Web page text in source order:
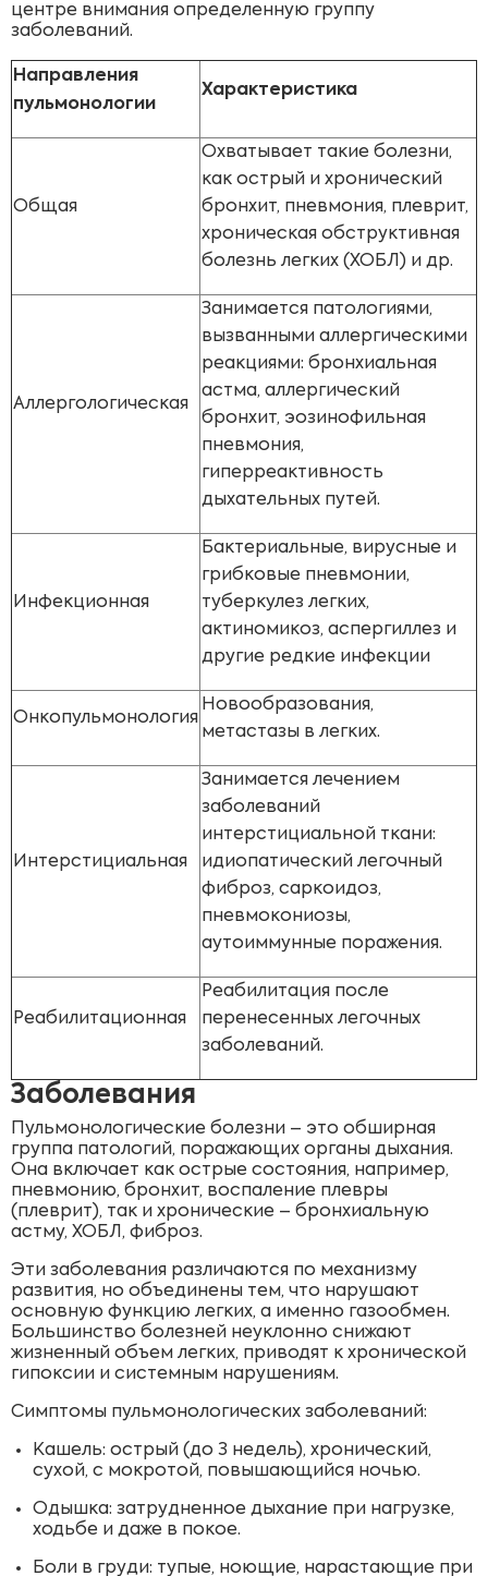
центре внимания определенную группу
заболеваний.
Направления
пульмонологии
Характеристика
Общая
Охватывает такие болезни,
как острый и хронический
бронхит, пневмония, плеврит,
хроническая обструктивная
болезнь легких (ХОБЛ) и др.
Аллергологическая
Занимается патологиями,
вызванными аллергическими
реакциями: бронхиальная
астма, аллергический
бронхит, эозинофильная
пневмония,
гиперреактивность
дыхательных путей.
Инфекционная
Бактериальные, вирусные и
грибковые пневмонии,
туберкулез легких,
актиномикоз, аспергиллез и
другие редкие инфекции
Онкопульмонология
Новообразования,
метастазы в легких.
Интерстициальная
Занимается лечением
заболеваний
интерстициальной ткани:
идиопатический легочный
фиброз, саркоидоз,
пневмокониозы,
аутоиммунные поражения.
Реабилитационная
Реабилитация после
перенесенных легочных
заболеваний.
Заболевания
Пульмонологические болезни – это обширная
группа патологий, поражающих органы дыхания.
Она включает как острые состояния, например,
пневмонию, бронхит, воспаление плевры
(плеврит), так и хронические – бронхиальную
астму, ХОБЛ, фиброз.
Эти заболевания различаются по механизму
развития, но объединены тем, что нарушают
основную функцию легких, а именно газообмен.
Большинство болезней неуклонно снижают
жизненный объем легких, приводят к хронической
гипоксии и системным нарушениям.
Симптомы пульмонологических заболеваний:
Кашель: острый (до 3 недель), хронический,
сухой, с мокротой, повышающийся ночью.
Одышка: затрудненное дыхание при нагрузке,
ходьбе и даже в покое.
Боли в груди: тупые, ноющие, нарастающие при